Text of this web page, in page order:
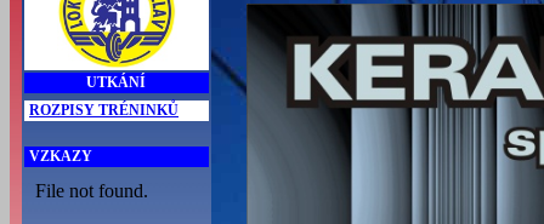
UTKÁNÍ
ROZPISY TRÉNINKŮ
VZKAZY